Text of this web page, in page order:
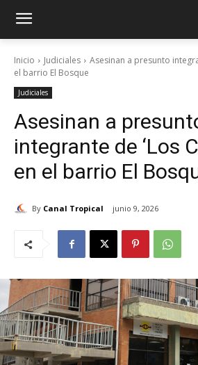
Inicio Judiciales
Asesinan a presunto
el barrio El Bosque
Judiciales
Asesinan a
integrante de ‘Los
en el barrio El
By Canal Tropical junio 9, 2026